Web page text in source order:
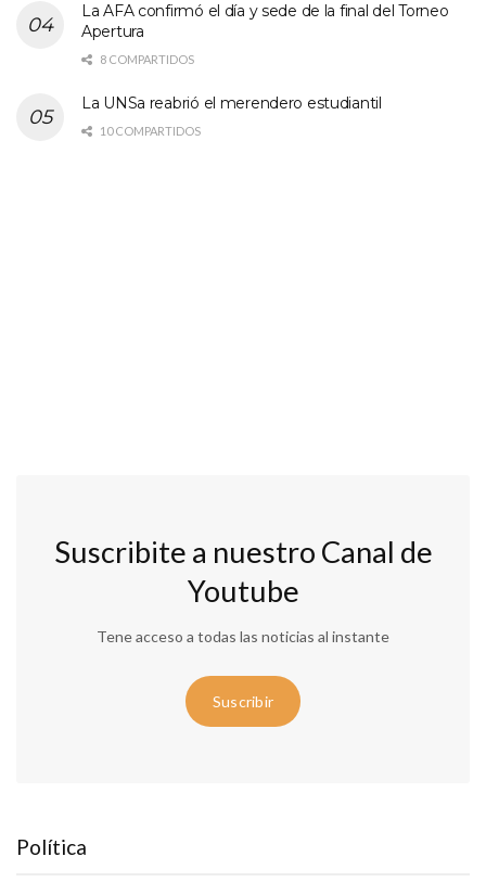
La AFA confirmó el día y sede de la final del Torneo
Apertura
8 COMPARTIDOS
La UNSa reabrió el merendero estudiantil
10 COMPARTIDOS
Suscribite a nuestro Canal de
Youtube
Tene acceso a todas las noticias al instante
Suscribir
Política